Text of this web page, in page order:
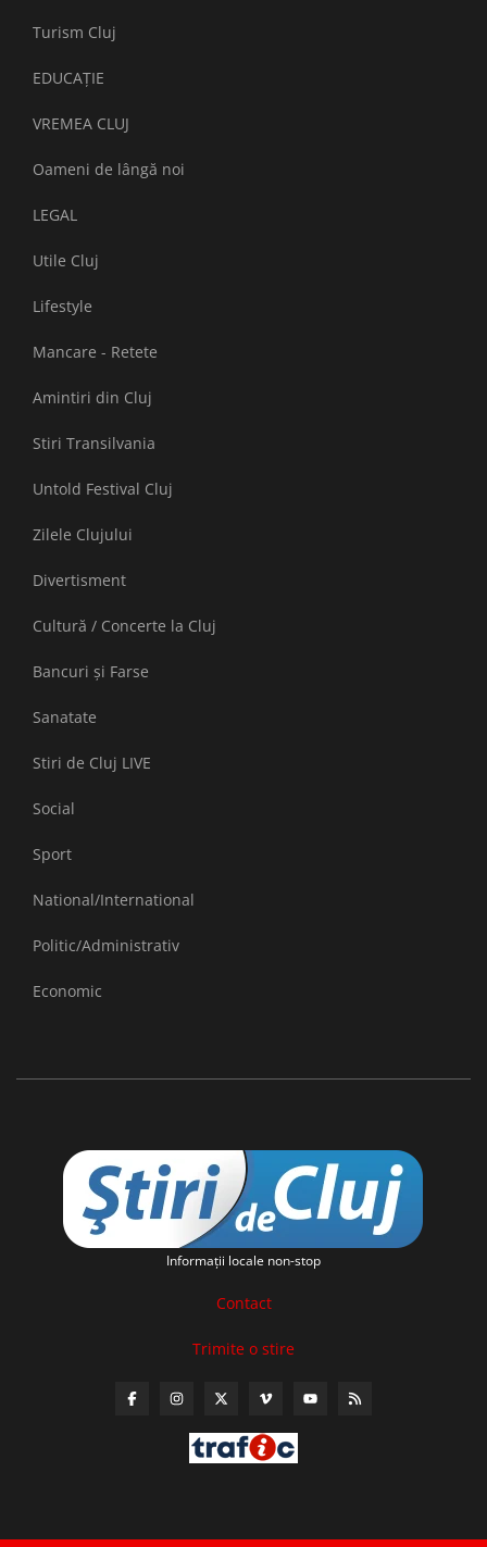
Turism Cluj
EDUCAȚIE
VREMEA CLUJ
Oameni de lângă noi
LEGAL
Utile Cluj
Lifestyle
Mancare - Retete
Amintiri din Cluj
Stiri Transilvania
Untold Festival Cluj
Zilele Clujului
Divertisment
Cultură / Concerte la Cluj
Bancuri și Farse
Sanatate
Stiri de Cluj LIVE
Social
Sport
National/International
Politic/Administrativ
Economic
Informaţii locale non-stop
Contact
Trimite o stire